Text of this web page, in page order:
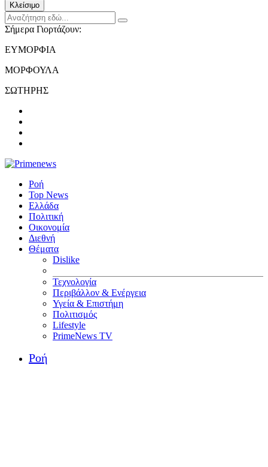
Κλείσιμο
Σήμερα Γιορτάζουν:
ΕΥΜΟΡΦΙΑ
ΜΟΡΦΟΥΛΑ
ΣΩΤΗΡΗΣ
Ροή
Top News
Ελλάδα
Πολιτική
Οικονομία
Διεθνή
Θέματα
Dislike
Τεχνολογία
Περιβάλλον & Ενέργεια
Υγεία & Επιστήμη
Πολιτισμός
Lifestyle
PrimeNews TV
Ροή